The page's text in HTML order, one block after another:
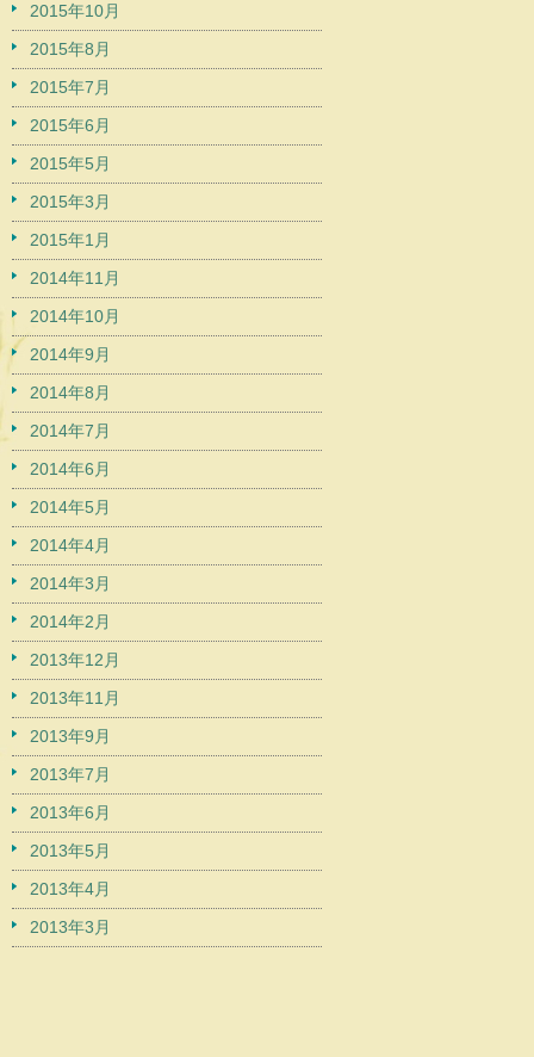
2015年10月
2015年8月
2015年7月
2015年6月
2015年5月
2015年3月
2015年1月
2014年11月
2014年10月
2014年9月
2014年8月
2014年7月
2014年6月
2014年5月
2014年4月
2014年3月
2014年2月
2013年12月
2013年11月
2013年9月
2013年7月
2013年6月
2013年5月
2013年4月
2013年3月